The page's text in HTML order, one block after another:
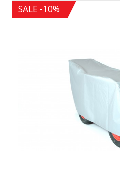
SALE -10%